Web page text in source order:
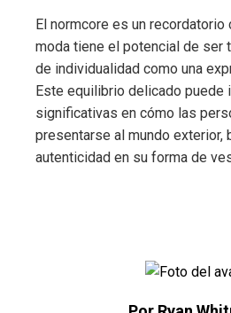
El normcore es un
moda tiene el potencial de ser
de individualidad como una
Este equilibrio delicado puede
significativas en cómo las
presentarse al mundo exterior,
autenticidad en su forma de